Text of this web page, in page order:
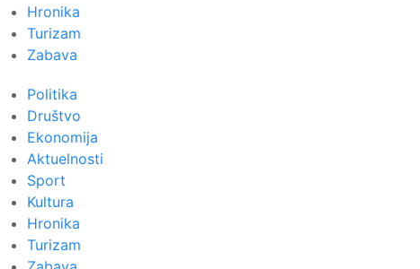
Hronika
Turizam
Zabava
Politika
Društvo
Ekonomija
Aktuelnosti
Sport
Kultura
Hronika
Turizam